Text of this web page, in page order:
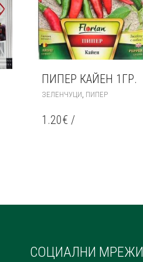
ПИПЕР КАЙЕН 1ГР.
ЗЕЛЕНЧУЦИ ПИПЕР
1.20€ /
СОЦИАЛНИ МРЕЖИ